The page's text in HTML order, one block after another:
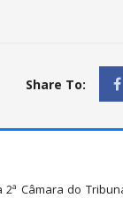
Share To:
Câmara do